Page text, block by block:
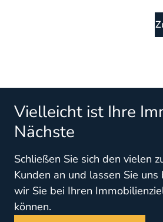
Vielleicht ist Ihre
Nächste
Schließen Sie sich den vielen
Kunden an und lassen Sie
wir Sie bei Ihren
können.